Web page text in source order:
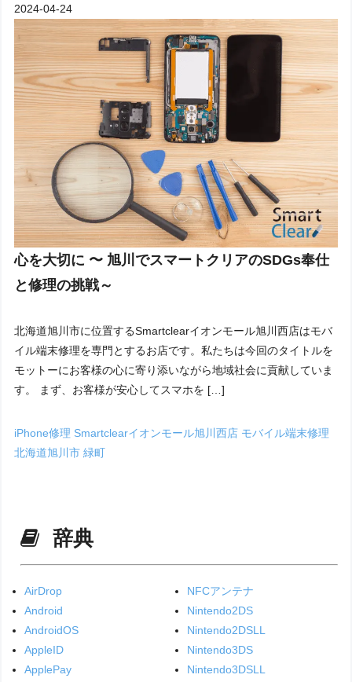
2024-04-24
心を大切に 〜 旭川でスマートクリアのSDGs奉仕
と修理の挑戦～
北海道旭川市に位置するSmartclearイオンモール旭川西店はモバ
イル端末修理を専門とするお店です。私たちは今回のタイトルを
モットーにお客様の心に寄り添いながら地域社会に貢献していま
す。 まず、お客様が安心してスマホを […]
iPhone修理 Smartclearイオンモール旭川西店 モバイル端末修理
北海道旭川市緑町
辞典
AirDrop
Android
AndroidOS
AppleID
ApplePay
NFCアンテナ
Nintendo2DS
Nintendo2DSLL
Nintendo3DS
Nintendo3DSLL